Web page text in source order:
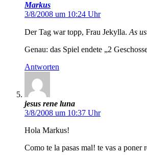
Markus
3/8/2008 um 10:24 Uhr
Der Tag war topp, Frau Jekylla. As
Genau: das Spiel endete „2
Antworten
jesus rene luna
3/8/2008 um 10:37 Uhr
Hola Markus!
Como te la pasas mal! te vas a poner